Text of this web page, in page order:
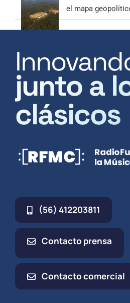
el mapa
junto a
clásicos
(56) 412203811
Contacto prensa
Contacto comercial